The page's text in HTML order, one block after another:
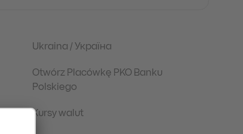
Ukraina / Україна
Otwórz Placówkę PKO Banku
Polskiego
Kursy walut